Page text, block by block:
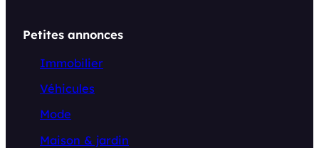
Petites annonces
Immobilier
Véhicules
Mode
Maison & jardin